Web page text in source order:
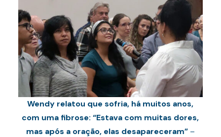
Wendy relatou que sofria, há muitos anos,
com uma fibrose: “Estava com muitas dores,
mas após a oração, elas desapareceram”–